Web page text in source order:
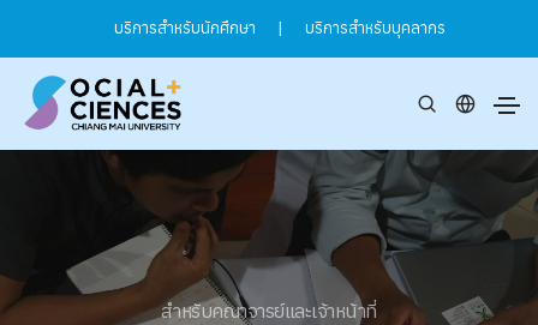
บริการสำหรับนักศึกษา | บริการสำหรับบุคลากร
สำหรับคณาจารย์และเจ้าหน้าที่